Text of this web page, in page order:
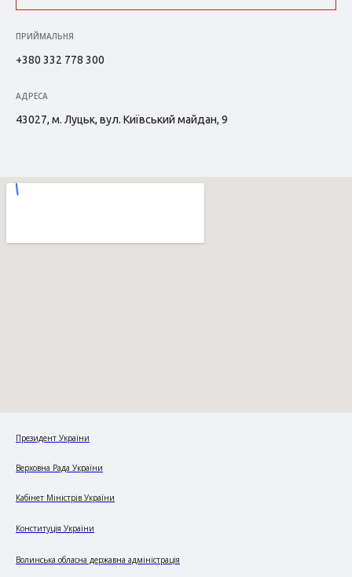
ПРИЙМАЛЬНЯ
+380 332 778 300
АДРЕСА
43027, м. Луцьк, вул. Київський майдан, 9
Президент України
Верховна Рада України
Кабінет Міністрів України
Конституція України
Волинська обласна державна адміністрація